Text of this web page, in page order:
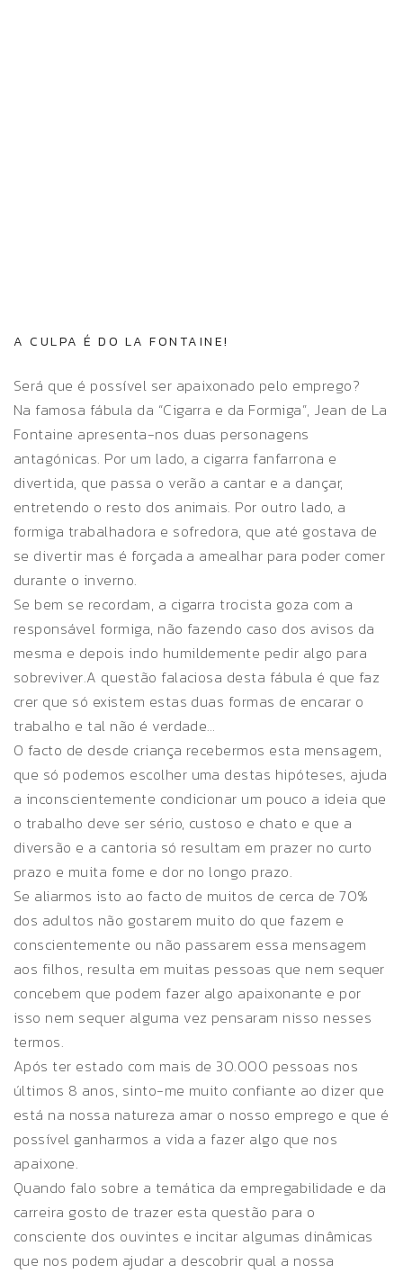
A CULPA É DO LA FONTAINE!
Será que é possível ser apaixonado pelo emprego?
Na famosa fábula da “Cigarra e da Formiga”, Jean de La
Fontaine apresenta-nos duas personagens
antagónicas. Por um lado, a cigarra fanfarrona e
divertida, que passa o verão a cantar e a dançar,
entretendo o resto dos animais. Por outro lado, a
formiga trabalhadora e sofredora, que até gostava de
se divertir mas é forçada a amealhar para poder comer
durante o inverno.
Se bem se recordam, a cigarra trocista goza com a
responsável formiga, não fazendo caso dos avisos da
mesma e depois indo humildemente pedir algo para
sobreviver.A questão falaciosa desta fábula é que faz
crer que só existem estas duas formas de encarar o
trabalho e tal não é verdade…
O facto de desde criança recebermos esta mensagem,
que só podemos escolher uma destas hipóteses, ajuda
a inconscientemente condicionar um pouco a ideia que
o trabalho deve ser sério, custoso e chato e que a
diversão e a cantoria só resultam em prazer no curto
prazo e muita fome e dor no longo prazo.
Se aliarmos isto ao facto de muitos de cerca de 70%
dos adultos não gostarem muito do que fazem e
conscientemente ou não passarem essa mensagem
aos filhos, resulta em muitas pessoas que nem sequer
concebem que podem fazer algo apaixonante e por
isso nem sequer alguma vez pensaram nisso nesses
termos.
Após ter estado com mais de 30.000 pessoas nos
últimos 8 anos, sinto-me muito confiante ao dizer que
está na nossa natureza amar o nosso emprego e que é
possível ganharmos a vida a fazer algo que nos
apaixone.
Quando falo sobre a temática da empregabilidade e da
carreira gosto de trazer esta questão para o
consciente dos ouvintes e incitar algumas dinâmicas
que nos podem ajudar a descobrir qual a nossa